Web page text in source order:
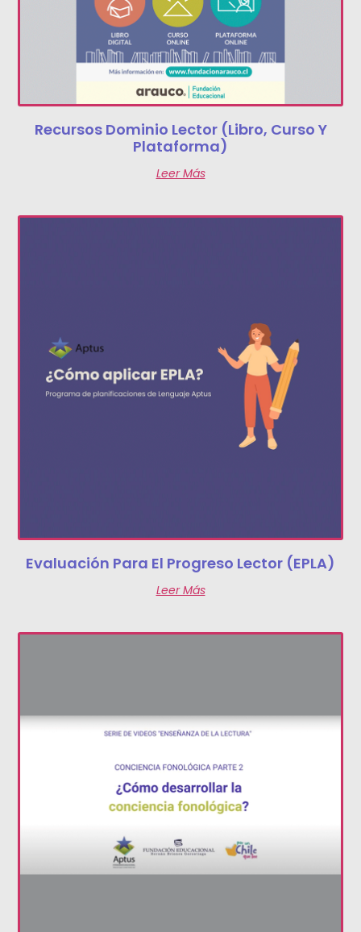
Recursos Dominio Lector (libro, Curso Y
Plataforma)
Leer Más
Evaluación Para El Progreso Lector (EPLA)
Leer Más